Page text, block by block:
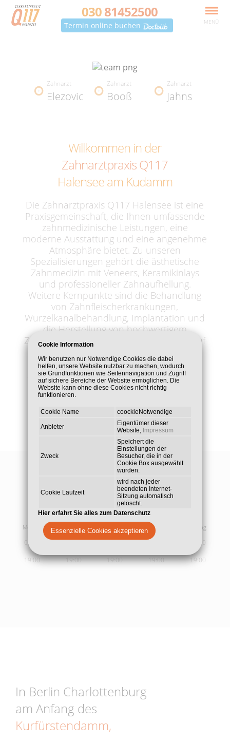
Cookie Information
Wir benutzen nur Notwendige Cookies die dabei
helfen, unsere Website nutzbar zu machen, wodurch
sie Grundfunktionen wie Seitennavigation und Zugriff
auf sichere Bereiche der Website ermöglichen. Die
Website kann ohne diese Cookies nicht richtig
funktionieren.
Cookie Name coockieNotwendige
Anbieter
Eigentümer dieser
Website, Impressum
Zweck
Speichert die
Einstellungen der
Besucher, die in der
Cookie Box ausgewählt
wurden.
Cookie Laufzeit
wird nach jeder
beendeten Internet-
Sitzung automatisch
gelöscht.
Hier erfahrt Sie alles zum Datenschutz
Essenzielle Cookies akzeptieren
03081452500
MENÜ
Termin online buchen
Zahnarzt
Elezovic
Zahnarzt
Booß
Zahnarzt
Jahns
Willkommen in der
Zahnarztpraxis Q117
Halensee am Kudamm
Die Zahnarztpraxis Q117 Halensee ist eine
Praxisgemeinschaft, die Ihnen umfassende
zahnmedizinische Leistungen, eine
moderne Ausstattung und eine angenehme
Atmosphäre bietet. Zu unseren
Spezialisierungen gehört die ästhetische
Zahnmedizin mit Veneers, Keramikinlays
und professioneller Zahnaufhellung.
Weitere Kernpunkte sind die Behandlung
von Zahnfleischerkrankungen,
Wurzelkanalbehandlung, Implantation und
die Herstellung von hochwertigem
Zahnersatz. Besonderen Wert legen wir auf
Lachgas, um so ein angst - und
schmerzfreies Behandeln zu ermöglichen.
Sprech- undBehandlungszeiten
Montag
09:00
19:00
Dienstag
09:00
19:00
Mittwoch
09:00
19:00
Donnerstag
09:00
19:00
Freitag
09:00
19:00
In Berlin Charlottenburg
am Anfang des
Kurfürstendamm,